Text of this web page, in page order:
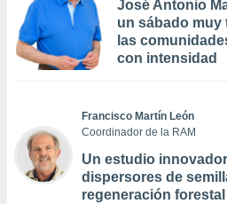
José Antonio
un sábado muy
las
con intensidad
Francisco Martín León
Coordinador de la RAM
Un estudio
dispersores de
regeneración forestal